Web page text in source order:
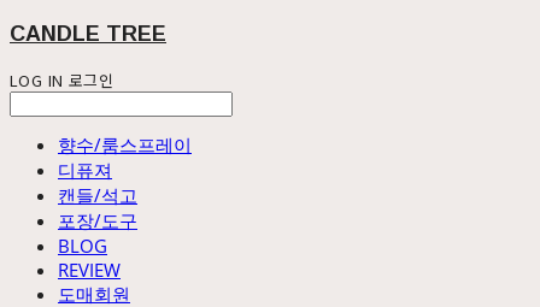
CANDLE TREE
LOG IN 로그인
향수/룸스프레이
디퓨져
캔들/석고
포장/도구
BLOG
REVIEW
도매회원